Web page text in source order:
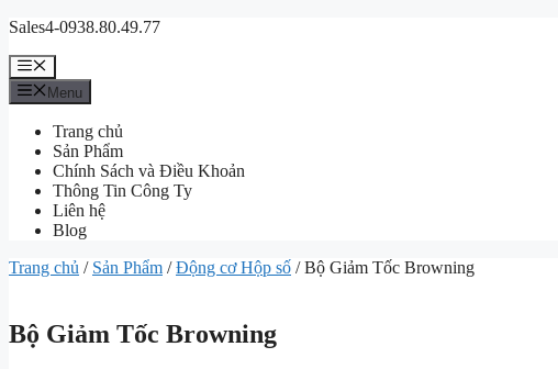
Chuyển
nội
dung
Sales4-0938.80.49.77
Menu
Menu
Trang chủ
Sản Phẩm
Chính Sách và Điều Khoản
Thông Tin Công Ty
Liên hệ
Blog
Trang chủ / Sản Phẩm /Động cơ Hộp số / Bộ Giảm Tốc Browning
Bộ Giảm Tốc Browning